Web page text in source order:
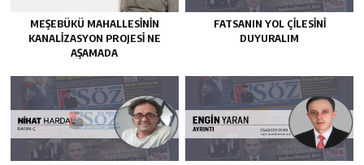
MEŞEBÜKÜ MAHALLESİNİN
KANALİZASYON PROJESİ NE
AŞAMADA
FATSANIN YOL ÇİLESİNİ
DUYURALIM